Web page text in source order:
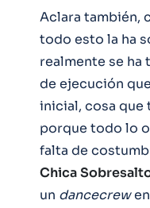
Aclara también,
todo esto la ha
realmente se ha
de ejecución
inicial, cosa que
porque todo lo
falta de
Chica
un dancecrewen